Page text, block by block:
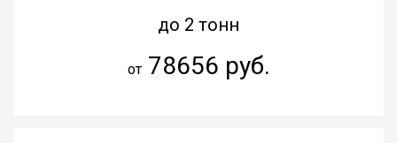
до 2 тонн
от78656 руб.